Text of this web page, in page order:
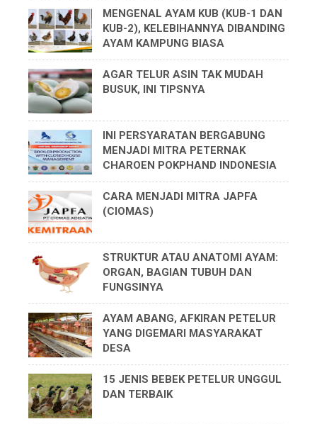
MENGENAL AYAM KUB (KUB-1 DAN
KUB-2), KELEBIHANNYA DIBANDING
AYAM KAMPUNG BIASA
AGAR TELUR ASIN TAK MUDAH
BUSUK, INI TIPSNYA
INI PERSYARATAN BERGABUNG
MENJADI MITRA PETERNAK
CHAROEN POKPHAND INDONESIA
CARA MENJADI MITRA JAPFA
(CIOMAS)
STRUKTUR ATAU ANATOMI AYAM:
ORGAN, BAGIAN TUBUH DAN
FUNGSINYA
AYAM ABANG, AFKIRAN PETELUR
YANG DIGEMARI MASYARAKAT
DESA
15 JENIS BEBEK PETELUR UNGGUL
DAN TERBAIK